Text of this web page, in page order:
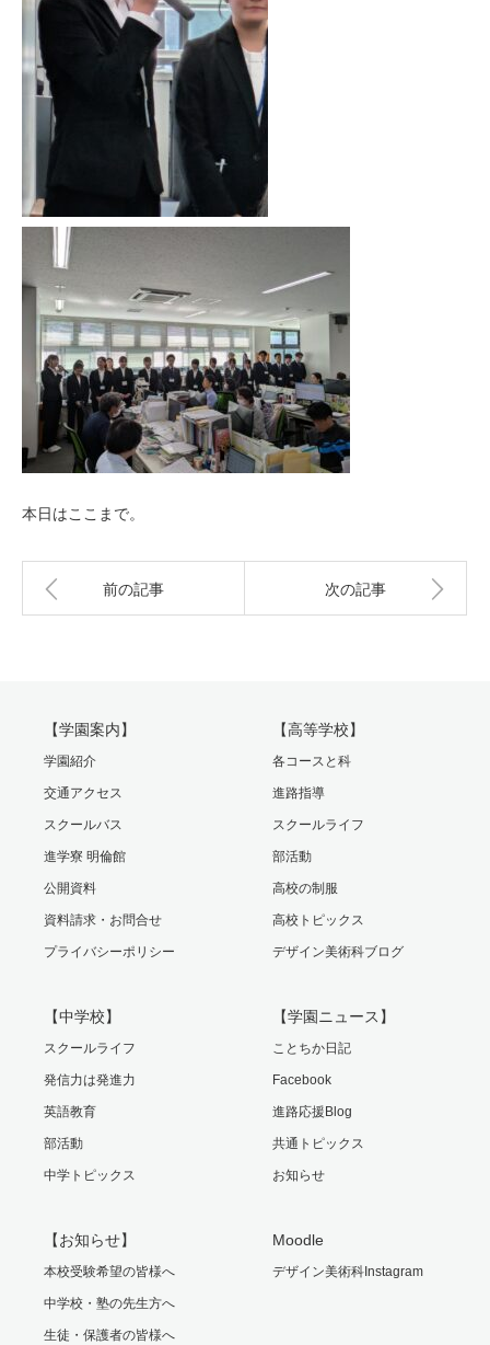
本日はここまで。
前の記事 次の記事
【学園案内】
学園紹介
交通アクセス
スクールバス
進学寮 明倫館
公開資料
資料請求・お問合せ
プライバシーポリシー
【高等学校】
各コースと科
進路指導
スクールライフ
部活動
高校の制服
高校トピックス
デザイン美術科ブログ
【中学校】
スクールライフ
発信力は発進力
英語教育
部活動
中学トピックス
【学園ニュース】
ことちか日記
Facebook
進路応援Blog
共通トピックス
お知らせ
【お知らせ】
本校受験希望の皆様へ
中学校・塾の先生方へ
生徒・保護者の皆様へ
Moodle
デザイン美術科Instagram